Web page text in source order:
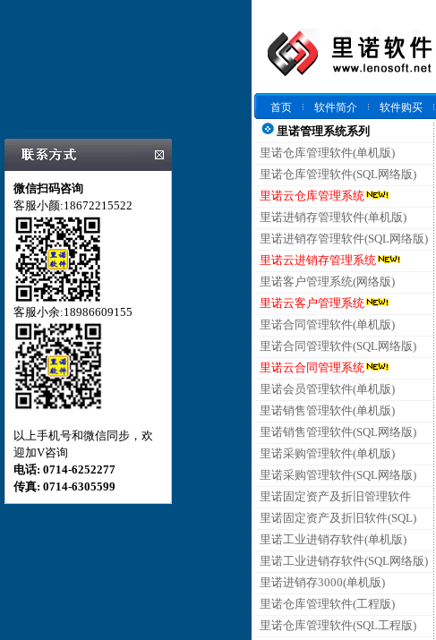
首页 软件简介 软件购买
里诺管理系统系列
里诺仓库管理软件(单机版)
里诺仓库管理软件(SQL网络版)
里诺云仓库管理系统
里诺进销存管理软件(单机版)
里诺进销存管理软件(SQL网络版)
里诺云进销存管理系统
里诺客户管理系统(网络版)
里诺云客户管理系统
里诺合同管理软件(单机版)
里诺合同管理软件(SQL网络版)
里诺云合同管理系统
里诺会员管理软件(单机版)
里诺销售管理软件(单机版)
里诺销售管理软件(SQL网络版)
里诺采购管理软件(单机版)
里诺采购管理软件(SQL网络版)
里诺固定资产及折旧管理软件
里诺固定资产及折旧软件(SQL)
里诺工业进销存软件(单机版)
里诺工业进销存软件(SQL网络版)
里诺进销存3000(单机版)
里诺仓库管理软件(工程版)
里诺仓库管理软件(SQL工程版)
微信扫码咨询
客服小颜:18672215522
客服小余:18986609155
以上手机号和微信同步，欢
迎加V咨询
电话: 0714-6252277
传真: 0714-6305599